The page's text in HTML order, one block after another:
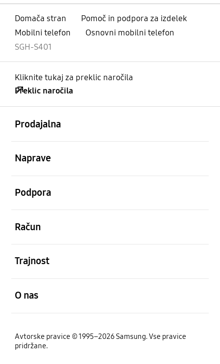
Domača stran
Pomoč in podpora za izdelek
Mobilni telefon
Osnovni mobilni telefon
SGH-S401
Kliknite tukaj za preklic naročila
Preklic naročila
Prodajalna
Naprave
Podpora
Račun
Trajnost
O nas
Avtorske pravice © 1995–2026 Samsung. Vse pravice
pridržane.